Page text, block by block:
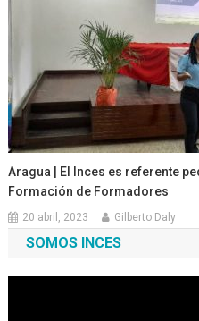
Aragua | El Inces es referente
Formación de Formadores
20 abril, 2023 Gilberto Daly
SOMOS INCES